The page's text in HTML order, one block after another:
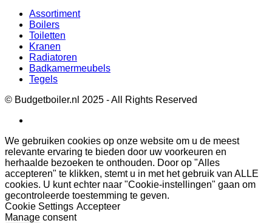
Assortiment
Boilers
Toiletten
Kranen
Radiatoren
Badkamermeubels
Tegels
© Budgetboiler.nl 2025 - All Rights Reserved
We gebruiken cookies op onze website om u de meest
relevante ervaring te bieden door uw voorkeuren en
herhaalde bezoeken te onthouden. Door op "Alles
accepteren" te klikken, stemt u in met het gebruik van ALLE
cookies. U kunt echter naar "Cookie-instellingen" gaan om
gecontroleerde toestemming te geven.
Cookie Settings Accepteer
Manage consent